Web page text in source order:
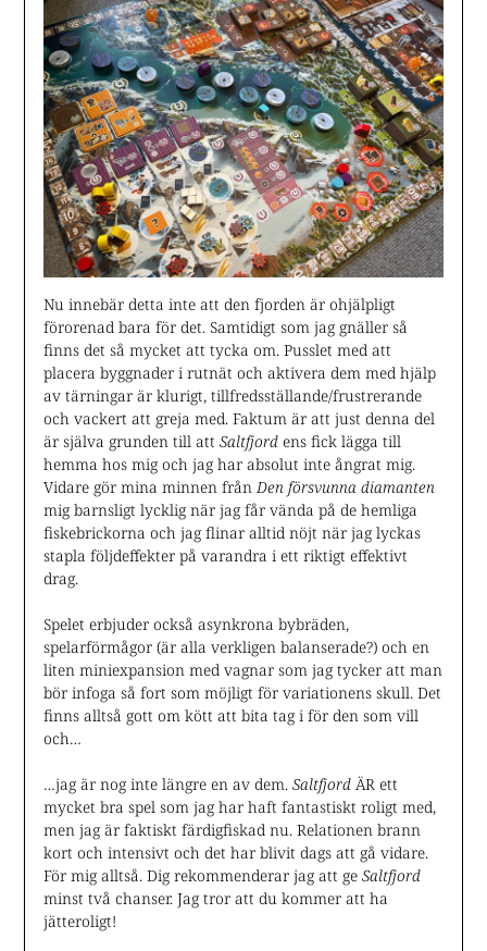
Nu innebär detta inte att den fjorden är ohjälpligt
förorenad bara för det. Samtidigt som jag gnäller så
finns det så mycket att tycka om. Pusslet med att
placera byggnader i rutnät och aktivera dem med hjälp
av tärningar är klurigt, tillfredsställande/frustrerande
och vackert att greja med. Faktum är att just denna del
är själva grunden till att Saltfjordens fick lägga till
hemma hos mig och jag har absolut inte ångrat mig.
Vidare gör mina minnen från Den försvunna diamanten
mig barnsligt lycklig när jag får vända på de hemliga
fiskebrickorna och jag flinar alltid nöjt när jag lyckas
stapla följdeffekter på varandra i ett riktigt effektivt
drag.
Spelet erbjuder också asynkrona bybräden,
spelarförmågor (är alla verkligen balanserade?) och en
liten miniexpansion med vagnar som jag tycker att man
bör infoga så fort som möjligt för variationens skull. Det
finns alltså gott om kött att bita tag i för den som vill
och…
…jag är nog inte längre en av dem. SaltfjordÄR ett
mycket bra spel som jag har haft fantastiskt roligt med,
men jag är faktiskt färdigfiskad nu. Relationen brann
kort och intensivt och det har blivit dags att gå vidare.
För mig alltså. Dig rekommenderar jag att ge Saltfjord
minst två chanser. Jag tror att du kommer att ha
jätteroligt!